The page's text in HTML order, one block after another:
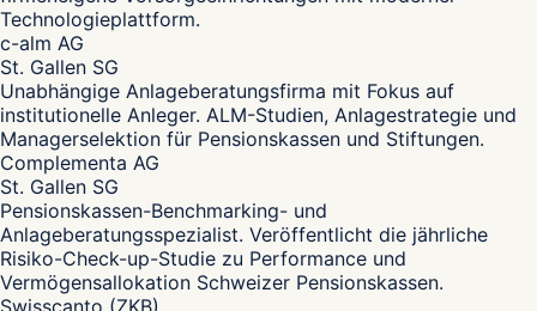
Technologieplattform.
c-alm AG
St. Gallen SG
Unabhängige Anlageberatungsfirma mit Fokus auf
institutionelle Anleger. ALM-Studien, Anlagestrategie und
Managerselektion für Pensionskassen und Stiftungen.
Complementa AG
St. Gallen SG
Pensionskassen-Benchmarking- und
Anlageberatungsspezialist. Veröffentlicht die jährliche
Risiko-Check-up-Studie zu Performance und
Vermögensallokation Schweizer Pensionskassen.